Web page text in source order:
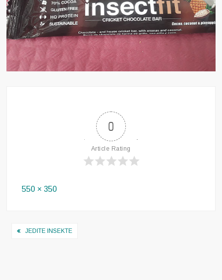
0
Article Rating
Full
550 × 350
Navigacija
JEDITE INSEKTE